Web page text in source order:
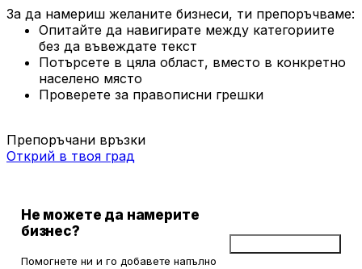
За да намериш желаните бизнеси, ти препоръчваме:
Опитайте да навигирате между категориите
без да въвеждате текст
Потърсете в цяла област, вместо в конкретно
населено място
Проверете за правописни грешки
Препоръчани връзки
Открий в твоя град
Не можете да намерите
бизнес?
Помогнете ни и го добавете напълно